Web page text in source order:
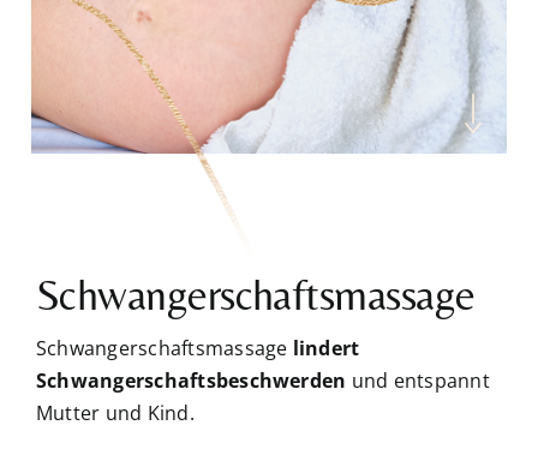
Schwangerschaftsmassage
Schwangerschaftsmassage lindert
Schwangerschaftsbeschwerden und entspannt
Mutter und Kind.